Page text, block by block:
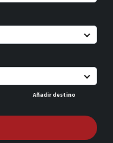
Añadir destino